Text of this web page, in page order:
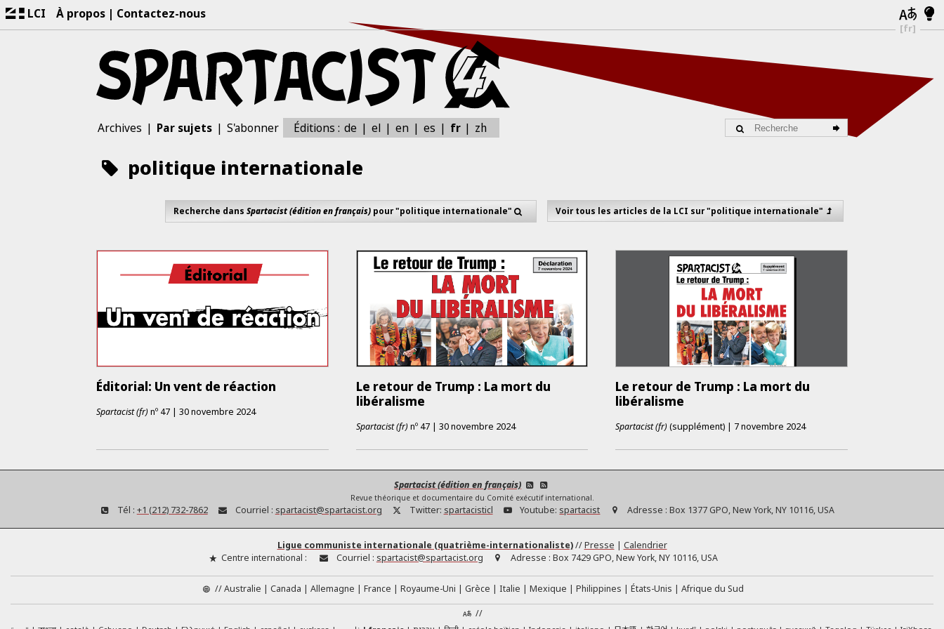
LCI À propos Contactez-nous
[fr]
Archives Par sujets S'abonner Éditions : de el en es fr zh
politique internationale
Recherche dansSpartacist (édition en français) pour "politique internationale" Voir tous les articles de la LCI sur "politique internationale"
Éditorial: Un vent de réaction
Spartacist (fr) nº 47 | 30 novembre 2024
Le retour de Trump : La mort du
libéralisme
Spartacist (fr) nº 47 | 30 novembre 2024
Le retour de Trump : La mort du
libéralisme
Spartacist (fr) (supplément) | 7 novembre 2024
Spartacist (édition en français)
Revue théorique et documentaire du Comité exécutif international.
Tél : +1 (212) 732-7862 Courriel : spartacist@spartacist.org Twitter: spartacisticl Youtube: spartacist Adresse : Box 1377 GPO, New York, NY 10116, USA
Ligue communiste internationale (quatrième-internationaliste) //Presse | Calendrier
Centre international :
Courriel : spartacist@spartacist.org Adresse : Box 7429 GPO, New York, NY 10116, USA
//Australie Canada Allemagne France Royaume-Uni Grèce Italie Mexique Philippines États-Unis Afrique du Sud
//